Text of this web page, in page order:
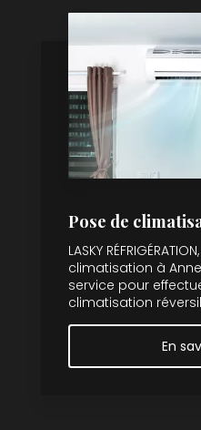
Pose de
LASKY
climatisation à
service pour
climatisation
En